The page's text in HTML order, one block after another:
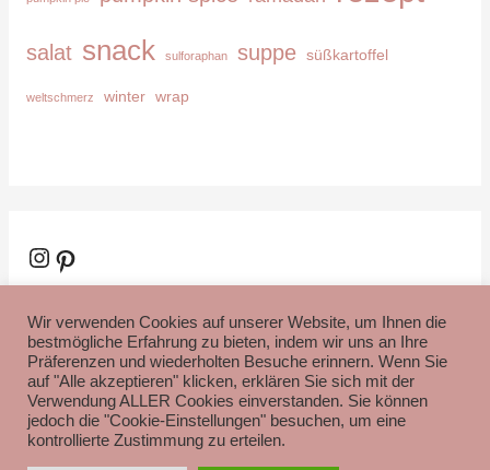
salat snack sulforaphan suppe süßkartoffel
weltschmerz winter wrap
Instagram Pinterest
Impressum Datenschutzerklärung Disclaimer
Wir verwenden Cookies auf unserer Website, um Ihnen die
bestmögliche Erfahrung zu bieten, indem wir uns an Ihre
Präferenzen und wiederholten Besuche erinnern. Wenn Sie
auf "Alle akzeptieren" klicken, erklären Sie sich mit der
Verwendung ALLER Cookies einverstanden. Sie können
jedoch die "Cookie-Einstellungen" besuchen, um eine
kontrollierte Zustimmung zu erteilen.